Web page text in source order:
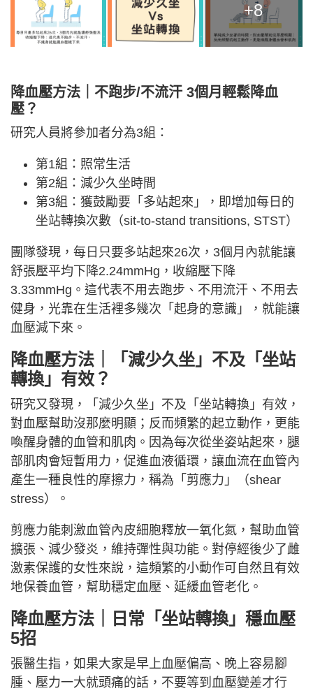
+8
降血壓方法｜不跑步/不流汗 3個月輕鬆降血
壓？
研究人員將參加者分為3組：
第1組：照常生活
第2組：減少久坐時間
第3組：獲鼓勵要「多站起來」，即增加每日的
坐站轉換次數（sit-to-stand transitions, STST）
團隊發現，每日只要多站起來26次，3個月內就能讓
舒張壓平均下降2.24mmHg，收縮壓下降
3.33mmHg。這代表不用去跑步、不用流汗、不用去
健身，光靠在生活裡多幾次「起身的意識」，就能讓
血壓減下來。
降血壓方法｜「減少久坐」不及「坐站
轉換」有效？
研究又發現，「減少久坐」不及「坐站轉換」有效，
對血壓幫助沒那麼明顯；反而頻繁的起立動作，更能
喚醒身體的血管和肌肉。因為每次從坐姿站起來，腿
部肌肉會短暫用力，促進血液循環，讓血流在血管內
產生一種良性的摩擦力，稱為「剪應力」（shear
stress）。
剪應力能刺激血管內皮細胞釋放一氧化氮，幫助血管
擴張、減少發炎，維持彈性與功能。對停經後少了雌
激素保護的女性來說，這頻繁的小動作可自然且有效
地保養血管，幫助穩定血壓、延緩血管老化。
降血壓方法｜日常「坐站轉換」穩血壓
5招
張醫生指，如果大家是早上血壓偏高、晚上容易腳
腫、壓力一大就頭痛的話，不要等到血壓變差才行